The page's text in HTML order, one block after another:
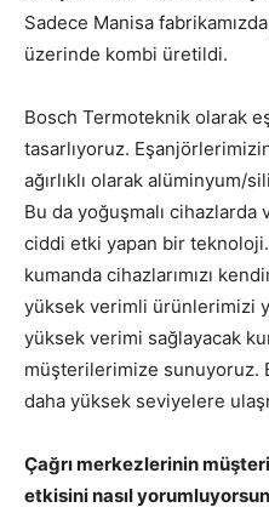
Sadece Manisa
üzerinde kombi üretildi.
Bosch Termoteknik olarak
tasarlıyoruz.
ağırlıklı olarak alüminyum/
Bu da yoğuşmalı
ciddi etki yapan bir
kumanda cihazlarımızı
yüksek verimli ürünlerimizi
yüksek verimi sağlayacak
müşterilerimize sunuyoruz.
daha yüksek seviyelere
Çağrı merkezlerinin
etkisini nasıl